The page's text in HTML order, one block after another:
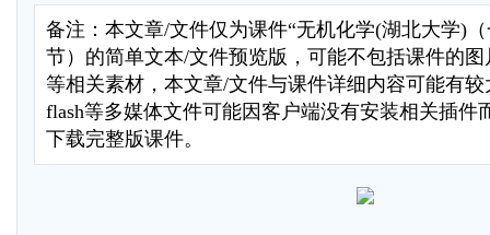
备注：本文章/文件仅为课件“无机化学(湖北大学)
节）的简单文本/文件预览版，可能不包括课件的
等相关素材，本文章/文件与课件详细内容可能有
flash等多媒体文件可能因客户端没有安装相关插件
下载完整版课件。